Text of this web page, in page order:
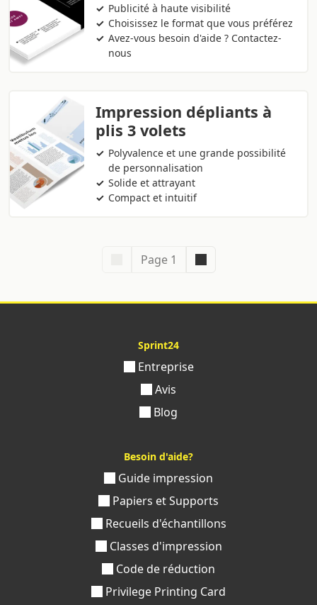
Publicité à haute visibilité
Choisissez le format que vous préférez
Avez-vous besoin d'aide ? Contactez-
nous
Impression dépliants à
plis 3 volets
Polyvalence et une grande possibilité
de personnalisation
Solide et attrayant
Compact et intuitif
Page 1
Sprint24
Entreprise
Avis
Blog
Besoin d'aide?
Guide impression
Papiers et Supports
Recueils d'échantillons
Classes d'impression
Code de réduction
Privilege Printing Card